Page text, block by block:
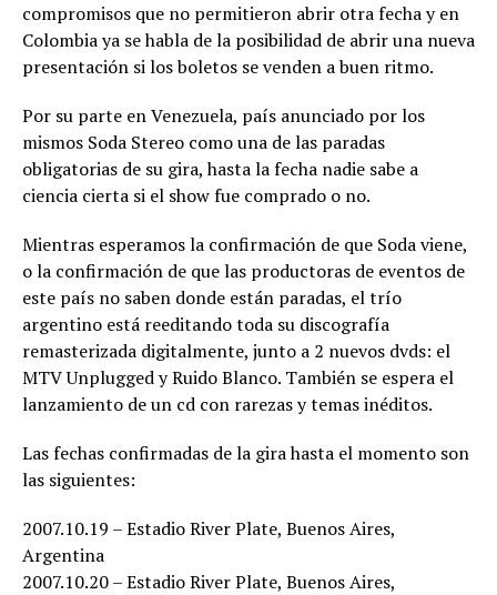
compromisos que no permitieron abrir otra fecha y en
Colombia ya se habla de la posibilidad de abrir una nueva
presentación si los boletos se venden a buen ritmo.
Por su parte en Venezuela, país anunciado por los
mismos Soda Stereo como una de las paradas
obligatorias de su gira, hasta la fecha nadie sabe a
ciencia cierta si el show fue comprado o no.
Mientras esperamos la confirmación de que Soda viene,
o la confirmación de que las productoras de eventos de
este país no saben donde están paradas, el trío
argentino está reeditando toda su discografía
remasterizada digitalmente, junto a 2 nuevos dvds: el
MTV Unplugged y Ruido Blanco. También se espera el
lanzamiento de un cd con rarezas y temas inéditos.
Las fechas confirmadas de la gira hasta el momento son
las siguientes:
2007.10.19 – Estadio River Plate, Buenos Aires,
Argentina
2007.10.20 – Estadio River Plate, Buenos Aires,